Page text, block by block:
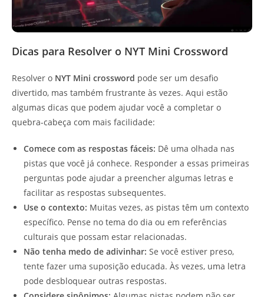
Dicas para Resolver o NYT Mini Crossword
Resolver o NYT Mini crossword pode ser um desafio
divertido, mas também frustrante às vezes. Aqui estão
algumas dicas que podem ajudar você a completar o
quebra-cabeça com mais facilidade:
Comece com as respostas fáceis: Dê uma olhada nas
pistas que você já conhece. Responder a essas primeiras
perguntas pode ajudar a preencher algumas letras e
facilitar as respostas subsequentes.
Use o contexto: Muitas vezes, as pistas têm um contexto
específico. Pense no tema do dia ou em referências
culturais que possam estar relacionadas.
Não tenha medo de adivinhar: Se você estiver preso,
tente fazer uma suposição educada. Às vezes, uma letra
pode desbloquear outras respostas.